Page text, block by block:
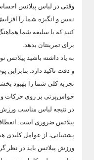
وقتی در لباس پیلاتس
نفس و انگیزه شما را
کنید که با سلیقه شما
برای تمرینتان بدهد.
به یاد داشته باشید
و دقت تاکید دارد.
تجربه کلی شما را بهبود
حواس‌پرتی بر روی حرکات و
در نتیجه لباس مناسب
پیلاتس ضروری است.
پشتیبانی، از عوامل کلیدی
ورزش پیلاتس باید در نظر